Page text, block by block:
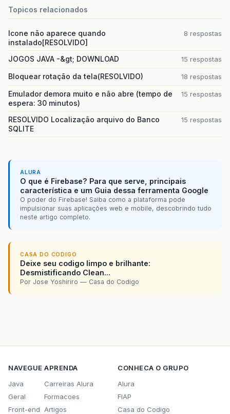
Topicos relacionados
Icone não aparece quando
instalado[RESOLVIDO]
8 respostas
JOGOS JAVA -&gt; DOWNLOAD 15 respostas
Bloquear rotação da tela(RESOLVIDO) 18 respostas
Emulador demora muito e não abre (tempo de
espera: 30 minutos)
15 respostas
RESOLVIDO Localização arquivo do Banco
SQLITE
15 respostas
ALURA
O que é Firebase? Para que serve, principais
característica e um Guia dessa ferramenta Google
O poder do Firebase! Saiba como a plataforma pode
impulsionar suas aplicações web e mobile, descobrindo tudo
neste artigo completo.
CASA DO CODIGO
Deixe seu codigo limpo e brilhante:
Desmistificando Clean...
Por Jose Yoshiriro — Casa do Codigo
NAVEGUE
Java
Geral
Front-end
APRENDA
Carreiras Alura
Formacoes
Artigos
CONHECA O GRUPO
Alura
FIAP
Casa do Codigo